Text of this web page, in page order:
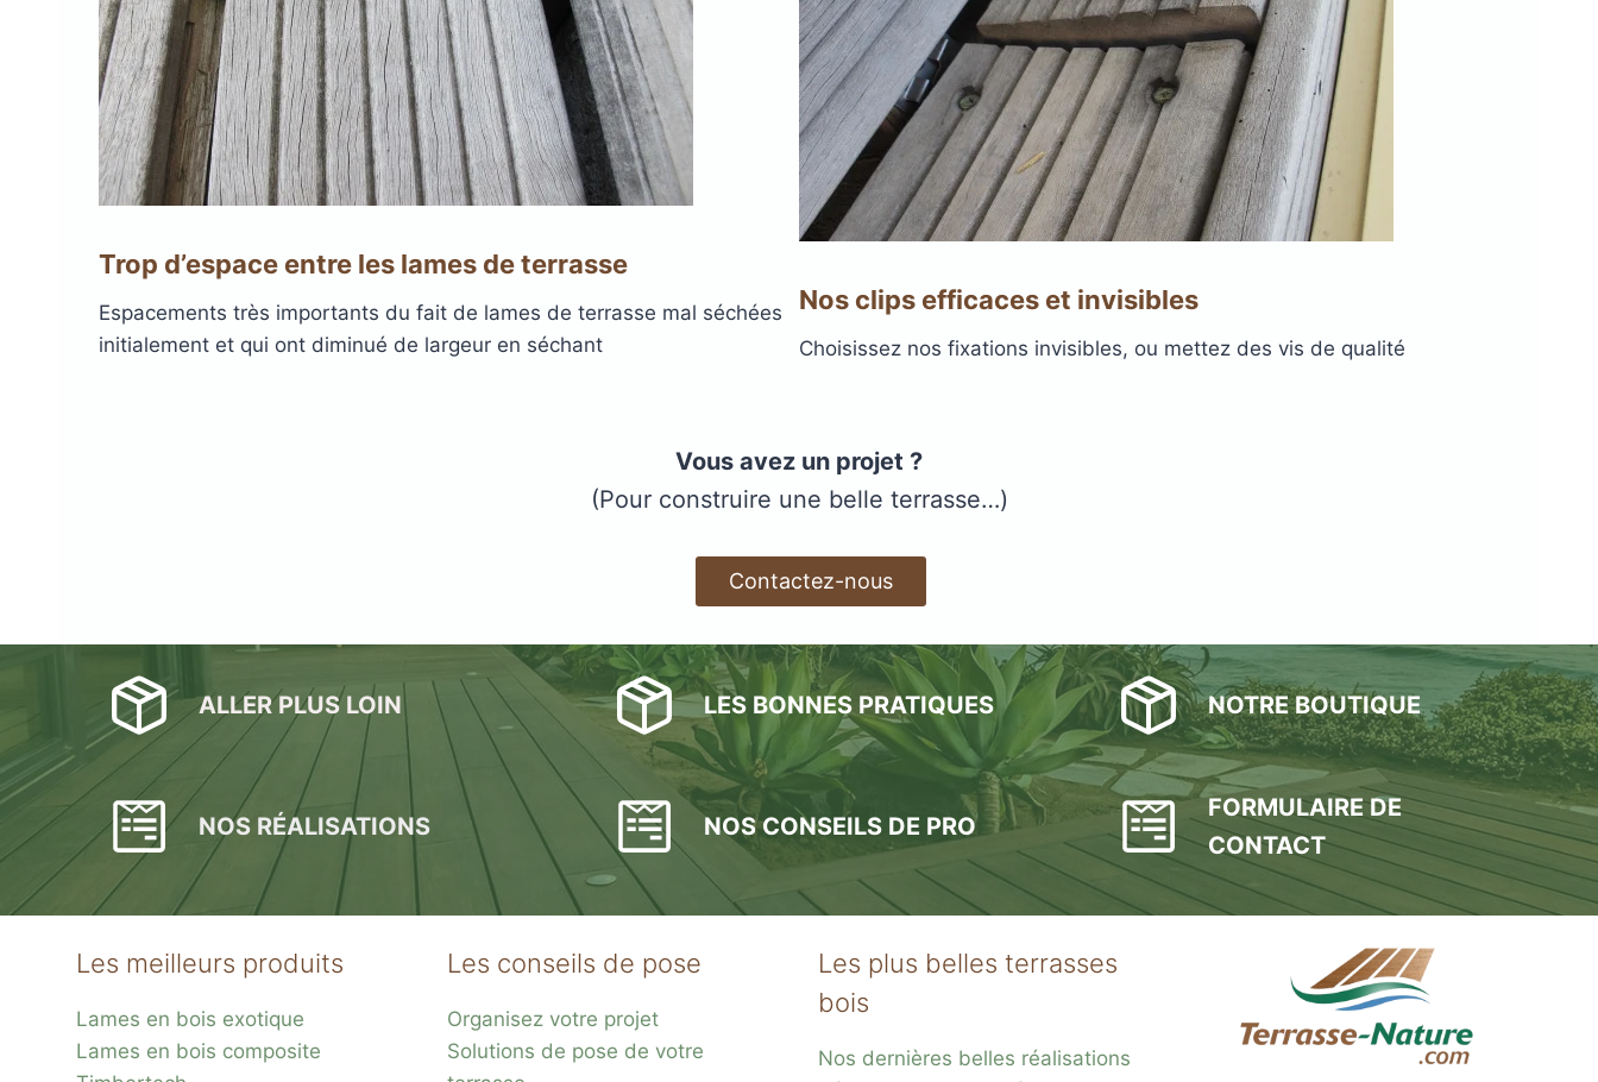
Trop d’espace entre les lames de terrasse
Espacements très importants du fait de lames de terrasse mal séchées
initialement et qui ont diminué de largeur en séchant
Nos clips efficaces et invisibles
Choisissez nos fixations invisibles, ou mettez des vis de qualité
Vous avez un projet ?
(Pour construire une belle terrasse…)
Contactez-nous
ALLER PLUS LOIN
NOS RÉALISATIONS
LES BONNES PRATIQUES
NOS CONSEILS DE PRO
NOTRE BOUTIQUE
FORMULAIRE DE
CONTACT
Les meilleurs produits
Lames en bois exotique
Lames en bois composite
Les conseils de pose
Organisez votre projet
Solutions de pose de votre
Les plus belles terrasses
bois
Nos dernières belles réalisations